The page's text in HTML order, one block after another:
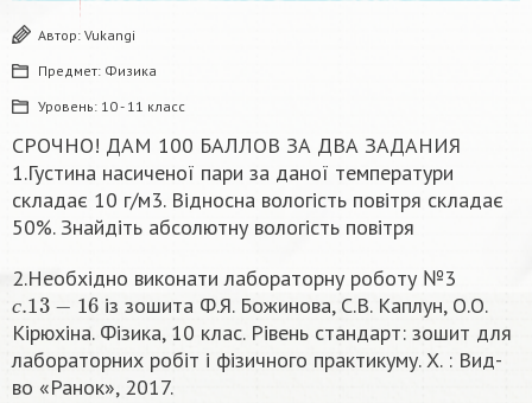
Автор: Vukangi
Предмет: Физика
Уровень: 10 - 11 класс
СРОЧНО! ДАМ 100 БАЛЛОВ ЗА ДВА ЗАДАНИЯ
1.Густина насиченої пари за даної температури
складає 10 г/м3. Відносна вологість повітря складає
50%. Знайдіть абсолютну вологість повітря
2.Необхідно виконати лабораторну роботу №3
с
с.13−16
із зошита Ф.Я. Божинова, С.В. Каплун, О.О.
Кірюхіна. Фізика, 10 клас. Рівень стандарт: зошит для
лабораторних робіт і фізичного практикуму. Х. : Вид-
во «Ранок», 2017.